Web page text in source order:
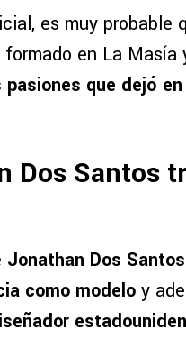
es muy probable
en La
que dejó
Dos Santos
Jonathan Dos
como modelo y